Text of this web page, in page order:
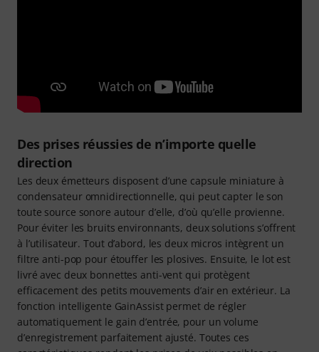
Des prises réussies de n’importe quelle
direction
Les deux émetteurs disposent d’une capsule miniature à
condensateur omnidirectionnelle, qui peut capter le son
toute source sonore autour d’elle, d’où qu’elle provienne.
Pour éviter les bruits environnants, deux solutions s’offrent
à l’utilisateur. Tout d’abord, les deux micros intègrent un
filtre anti-pop pour étouffer les plosives. Ensuite, le lot est
livré avec deux bonnettes anti-vent qui protègent
efficacement des petits mouvements d’air en extérieur. La
fonction intelligente GainAssist permet de régler
automatiquement le gain d’entrée, pour un volume
d’enregistrement parfaitement ajusté. Toutes ces